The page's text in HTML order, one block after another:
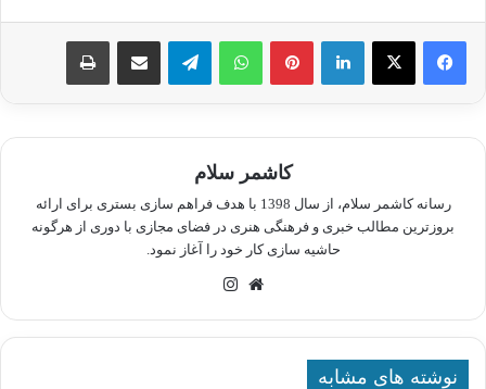
لینکدین پینترستواتس آپ تلگرام اشتراک گذاری از طریق ایمیل چاپ
کاشمر سلام
رسانه کاشمر سلام، از سال 1398 با هدف فراهم سازی بستری برای ارائه
بروزترین مطالب خبری و فرهنگی هنری در فضای مجازی با دوری از هرگونه
حاشیه سازی کار خود را آغاز نمود.
وبسایت
نوشته های مشابه